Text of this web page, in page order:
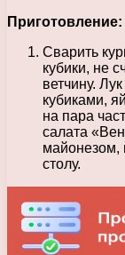
Приготовление:
Сварить
кубики, не
ветчину.
кубиками,
на пара
салата
майонезом,
столу.